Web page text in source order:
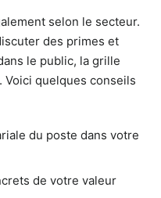
selon le secteur.
des primes et
le public, la grille
quelques conseils
du poste dans votre
de votre valeur